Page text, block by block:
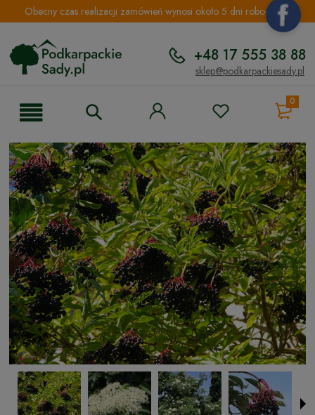
Obecny czas realizacji zamówień wynosi około 5 dni roboczych.
+48 17 555 38 88
sklep@podkarpackiesady.pl
0